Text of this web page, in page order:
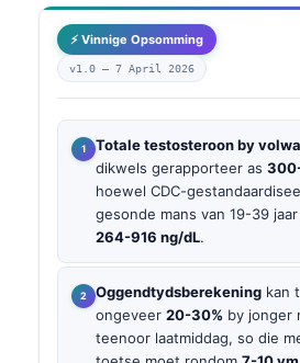
⚡ Vinnige Opsomming
v1.0 — 7 April 2026
Totale testosteroon by
dikwels gerapporteer as
hoewel CDC-
gesonde mans van 19-39
264-916 ng/dL.
Oggendtydsberekening kan
ongeveer 20-30% by jonger
teenoor laatmiddag, so die